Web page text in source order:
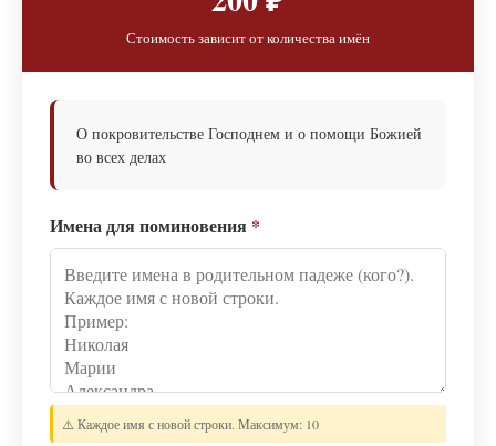
Стоимость зависит от количества имён
О покровительстве Господнем и о помощи Божией
во всех делах
Имена для поминовения *
⚠️ Каждое имя с новой строки. Максимум: 10